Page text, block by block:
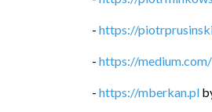
- https://
- https://
- https://mberkan.pl